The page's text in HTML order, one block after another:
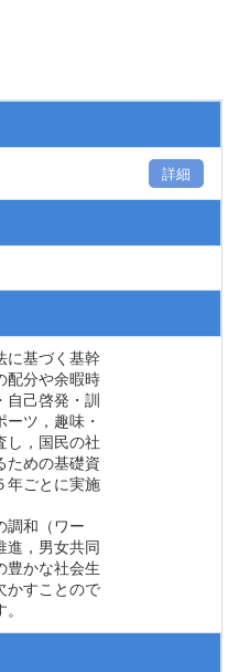
詳細
に基づく基幹
配分や余暇時
自己啓発・訓
ツ，趣味・
し，国民の社
ための基礎資
年ごとに実施
調和（ワー
進，男女共同
豊かな社会生
かすことので